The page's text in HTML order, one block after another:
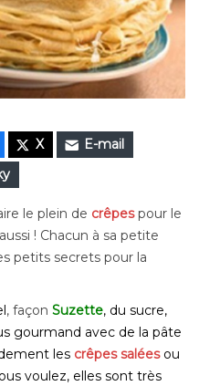
X
E-mail
le plein de crêpespour le
! Chacun à sa petite
petits secrets pour la
, façon Suzette, du sucre,
gourmand avec de la pâte
les crêpes saléesou
voulez, elles sont très